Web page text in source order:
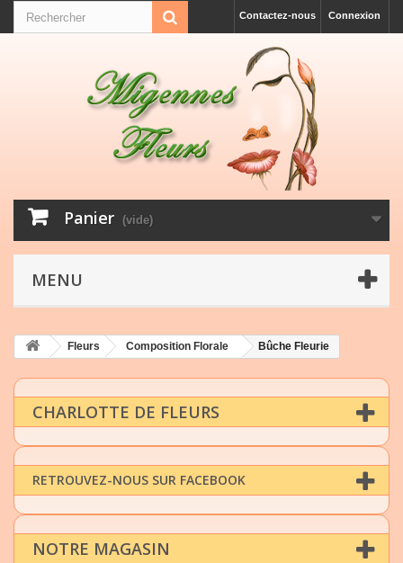
Connexion
Contactez-nous
Panier (vide)
MENU
Fleurs Composition Florale Bûche Fleurie
CHARLOTTE DE FLEURS
RETROUVEZ-NOUS SUR FACEBOOK
NOTRE MAGASIN